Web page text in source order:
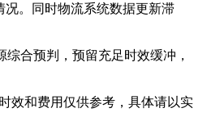
。同时物流系统数据更新滞
合预判，预留充足时效缓冲，
效和费用仅供参考，具体请以实